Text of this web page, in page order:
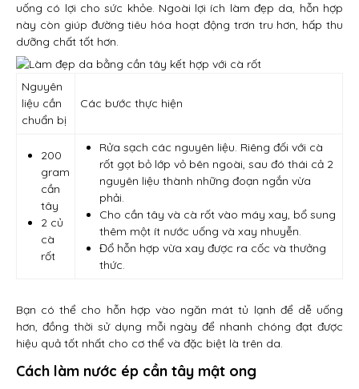
uống có lợi cho sức khỏe. Ngoài lợi ích làm đẹp da, hỗn hợp
này còn giúp đường tiêu hóa hoạt động trơn tru hơn, hấp thu
dưỡng chất tốt hơn.
Nguyên
liệu cần
chuẩn bị
Các bước thực hiện
200
gram
cần
tây
2 củ
cà
rốt
Rửa sạch các nguyên liệu. Riêng đối với cà
rốt gọt bỏ lớp vỏ bên ngoài, sau đó thái cả 2
nguyên liệu thành những đoạn ngắn vừa
phải.
Cho cần tây và cà rốt vào máy xay, bổ sung
thêm một ít nước uống và xay nhuyễn.
Đổ hỗn hợp vừa xay được ra cốc và thưởng
thức.
Bạn có thể cho hỗn hợp vào ngăn mát tủ lạnh để dễ uống
hơn, đồng thời sử dụng mỗi ngày để nhanh chóng đạt được
hiệu quả tốt nhất cho cơ thể và đặc biệt là trên da.
Cách làm nước ép cần tây mật ong